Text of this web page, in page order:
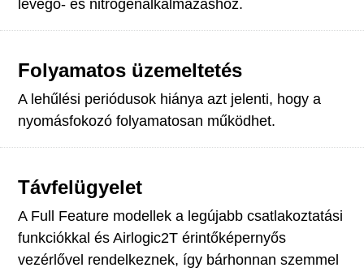
levegő- és nitrogénalkalmazáshoz.
Folyamatos üzemeltetés
A lehűlési periódusok hiánya azt jelenti, hogy a
nyomásfokozó folyamatosan működhet.
Távfelügyelet
A Full Feature modellek a legújabb csatlakoztatási
funkciókkal és Airlogic2T érintőképernyős
vezérlővel rendelkeznek, így bárhonnan szemmel